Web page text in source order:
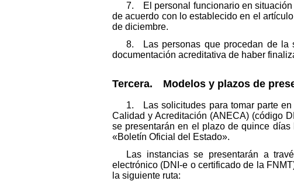
7. El personal funcionario en situación
de acuerdo con lo establecido en el
de diciembre.
8. Las personas que procedan de la
documentación acreditativa de haber
Tercera. Modelos y plazos de
1. Las solicitudes para tomar parte en
Calidad y Acreditación (ANECA) (código
se presentarán en el plazo de quince
«Boletín Oficial del Estado».
Las instancias se presentarán a
electrónico (DNI-e o certificado de la
la siguiente ruta: